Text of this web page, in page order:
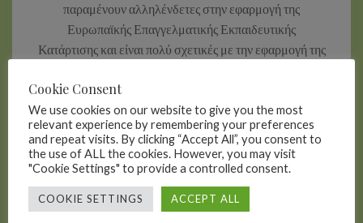
παραμένουν αλληλένδετες στην εφαρμογή της
Ευρωπαϊκής Επαγγελματικής Εκπαιδευτικής
Κατάρτισης και είναι πολύ σχετικές με την εφαρμογή της
Ως αποτέλεσμα, το μικτό εκπαιδευτικό πρόγραμμα
CareerBot ακολουθεί το πλαίσιο των Ενοτήτων
Μάθησης – δομημένων σε συγκεκριμένες ενότητες –
που πρέπει να ολοκληρωθούν από τους
εκπαιδευόμενους (συμβούλους προσανατολισμού)
μέσω αυτοκατυθυνόμενης μάθησης, πρόσωπο με
Cookie Consent
We use cookies on our website to give you the most
relevant experience by remembering your preferences
and repeat visits. By clicking “Accept All”, you consent to
the use of ALL the cookies. However, you may visit
"Cookie Settings" to provide a controlled consent.
COOKIE SETTINGS ACCEPT ALL